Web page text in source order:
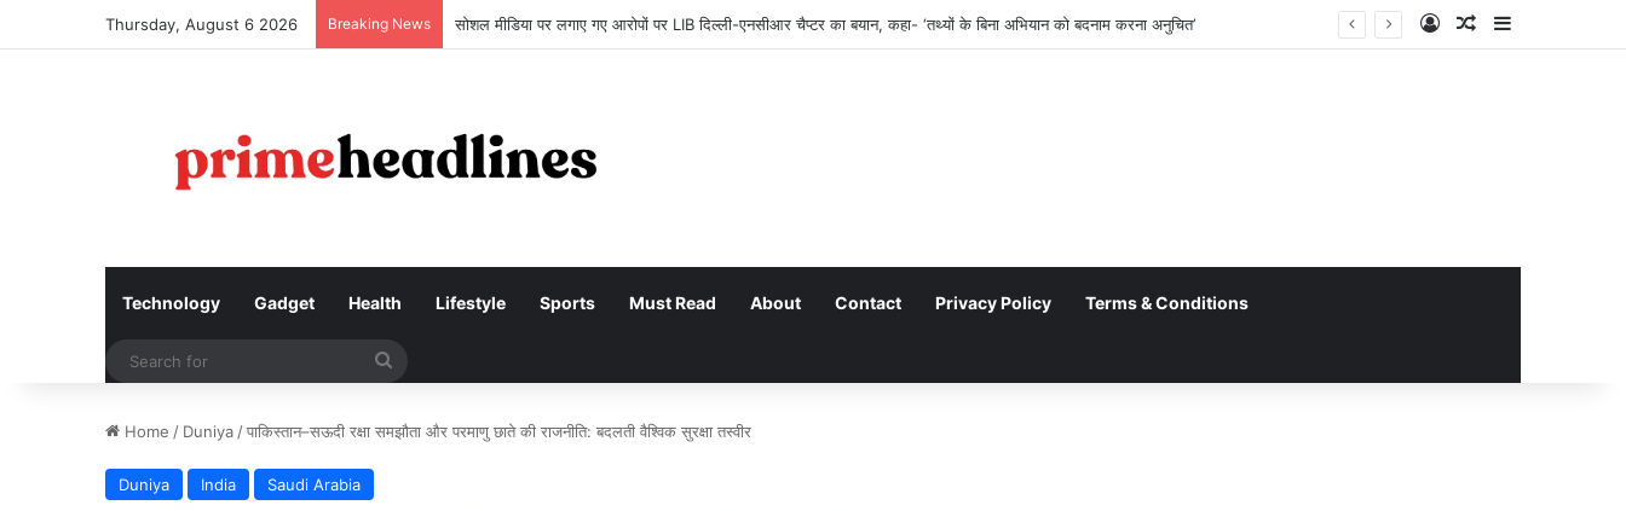
Thursday, August 6 2026 Breaking News सोशल मीडिया पर लगाए गए आरोपों पर LIB दिल्ली-एनसीआर चैप्टर का बयान, कहा- ‘तथ्यों के बिना अभियान को बदनाम करना अनुचित’ Log InRandom Article
Sidebar
Technology Gadget Health Lifestyle Sports Must Read About Contact Privacy Policy Terms & Conditions
Home / Duniya /पाकिस्तान–सऊदी रक्षा समझौता और परमाणु छाते की राजनीति: बदलती वैश्विक सुरक्षा तस्वीर
Duniya India Saudi Arabia